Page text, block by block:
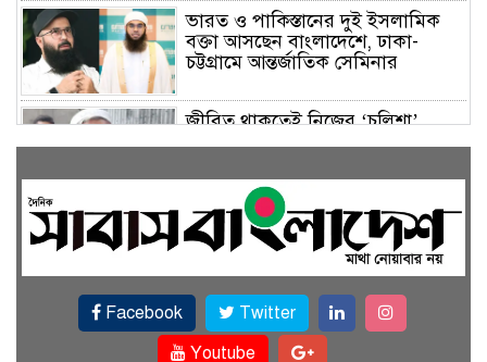
ভারত ও পাকিস্তানের দুই ইসলামিক
বক্তা আসছেন বাংলাদেশে, ঢাকা-
চট্টগ্রামে আন্তর্জাতিক সেমিনার
জীবিত থাকতেই নিজের ‘চল্লিশা’
করলেন বৃদ্ধ, খেলেন ২ হাজার মানুষ
বালিয়াকান্দিতে উপজেলা প্রশাসনের
আয়োজনে জুলাই গণঅভ্যুত্থান দিবস
একই জমিতে ধান, পাট, মাছ ও সবজি
চাষে সফলতার স্বপ্ন বুনছেন রাজবাড়ীর
Facebook
Twitter
Youtube